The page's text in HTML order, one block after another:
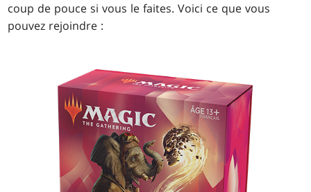
coup de pouce si vous le faites. Voici ce que vous
pouvez rejoindre :